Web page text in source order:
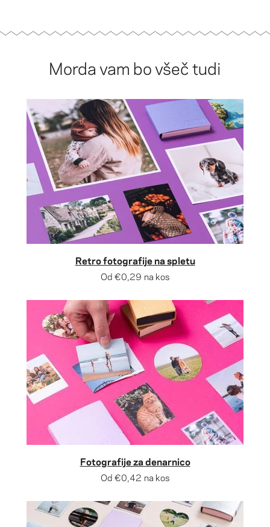
Morda vam bo všeč tudi
Retro fotografije na spletu
Od€0,29 na kos
Fotografije za denarnico
Od€0,42 na kos